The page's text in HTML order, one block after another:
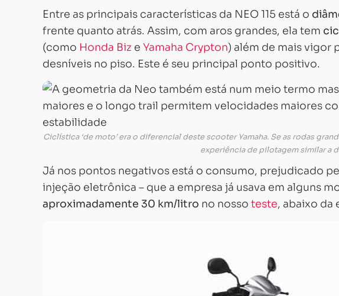
Entre as principais características da NEO 115 está o
frente quanto atrás. Assim, com aros grandes, ela tem
(como Honda Biz e Yamaha Crypton) além de mais vigor
desníveis no piso. Este é seu principal ponto positivo.
Ciclística ‘de moto’ era o diferencial deste scooter Yamaha. Se as rodas
experiência de pilotagem similar a
Já nos pontos negativos está o consumo, prejudicado
injeção eletrônica – que a empresa já usava em alguns
aproximadamente 30 km/litro no nosso teste, abaixo da